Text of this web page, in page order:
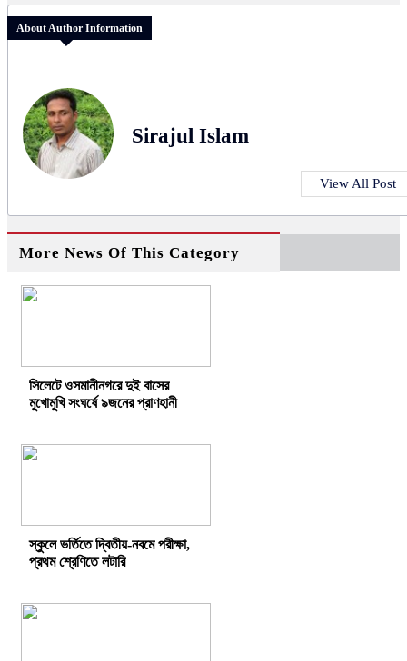
About Author Information
Sirajul Islam
View All Post
More News Of This Category
সিলেটে ওসমানীনগরে দুই বাসের
মুখোমুখি সংঘর্ষে ৯জনের প্রাণহানী
স্কুলে ভর্তিতে দ্বিতীয়-নবমে পরীক্ষা,
প্রথম শ্রেণিতে লটারি